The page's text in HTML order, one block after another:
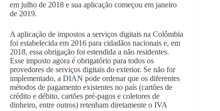
em julho de 2018 e sua aplicação começou em janeiro
de 2019.
A aplicação de impostos a serviços digitais na Colômbia
foi estabelecida em 2016 para cidadãos nacionais e, em
2018, essa obrigação foi estendida a não residentes.
Esse imposto agora é obrigatório para todos os
provedores de serviços digitais do exterior. Se não for
implementado, a DIAN pode ordenar que os diferentes
métodos de pagamento existentes no país (cartões de
crédito e débito, cartões pré-pagos e coletores de
dinheiro, entre outros) retenham diretamente o IVA